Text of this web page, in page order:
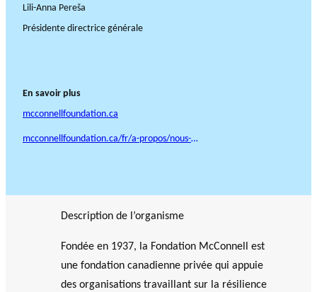
Lili-Anna Pereša
Présidente directrice générale
En savoir plus
mcconnellfoundation.ca
mcconnellfoundation.ca/fr/a-propos/nous-joindre/
Description de l’organisme
Fondée en 1937, la Fondation McConnell est
une fondation canadienne privée qui appuie
des organisations travaillant sur la résilience